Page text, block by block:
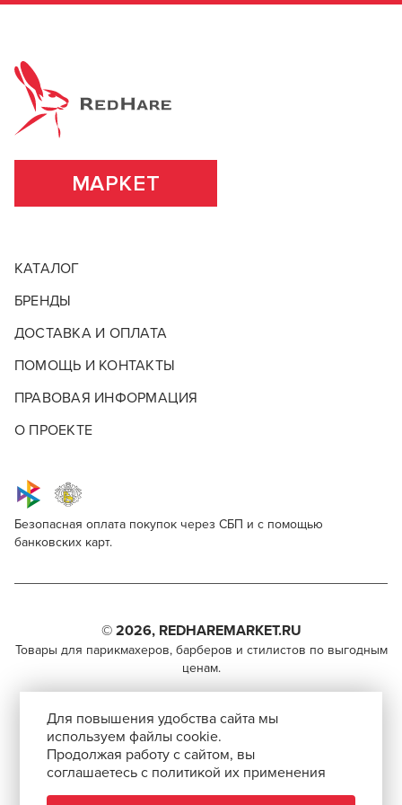
МАРКЕТ
КАТАЛОГ
БРЕНДЫ
ДОСТАВКА И ОПЛАТА
ПОМОЩЬ И КОНТАКТЫ
ПРАВОВАЯ ИНФОРМАЦИЯ
О ПРОЕКТЕ
Безопасная оплата покупок через СБП и с помощью
банковских карт.
© 2026, REDHAREMARKET.RU
Товары для парикмахеров, барберов и стилистов по выгодным
ценам.
+7 (495) 981-65-84
info@redhare.ru
г. Москва, ул. Нижняя Красносельская, 35-64,
Для повышения удобства сайта мы
используем файлы cookie.
Продолжая работу с сайтом, вы
соглашаетесь с политикой их применения
СКОПИРОВАТЬ ССЫЛКУ
ВКОНТАКТЕ
WHATSAPP
парикмахерам, барберам, колористам и другим
специалистам бьюти-индустрии.